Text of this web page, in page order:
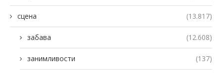
сцена (13.817)
забава (12.608)
занимливости (137)